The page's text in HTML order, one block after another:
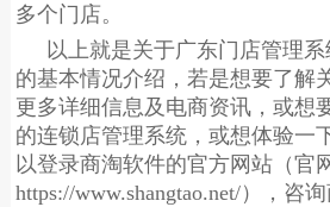
多个门店。
以上就是关于广东门店管理
的基本情况介绍，若是想要了解
更多详细信息及电商资讯，或想
的连锁店管理系统，或想体验一
以登录商淘软件的官方网站（官
https://www.shangtao.net/），咨询